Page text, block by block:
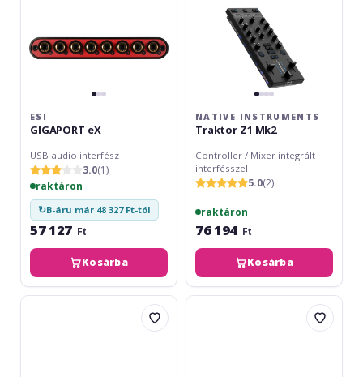
ESI
GIGAPORT eX
USB audio interfész
3.0(1)
raktáron
↻B-áru már 48 327 Ft-tól
57 127 Ft
Kosárba
NATIVE INSTRUMENTS
Traktor Z1 Mk2
Controller / Mixer integrált
interfésszel
5.0(2)
raktáron
76 194 Ft
Kosárba
Behringer
Pioneer